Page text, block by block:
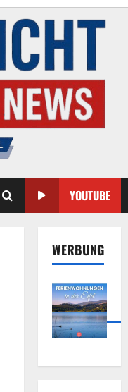
YOUTUBE
WERBUNG